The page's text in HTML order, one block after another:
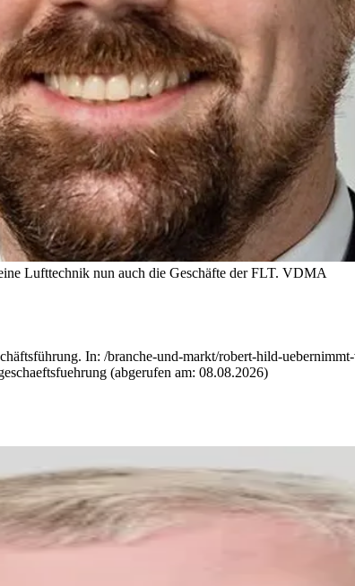
Lufttechnik nun auch die Geschäfte der FLT. VDMA
In: /branche-und-markt/robert-hild-
(abgerufen am: 08.08.2026)